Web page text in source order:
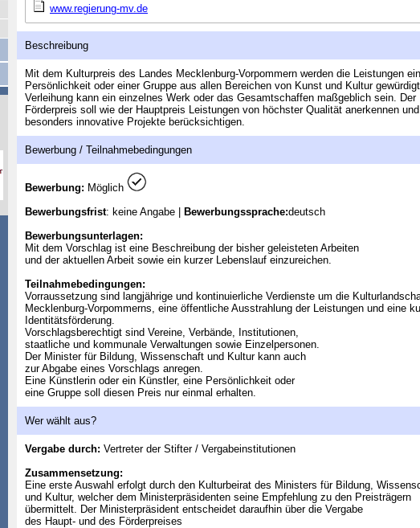
www.regierung-mv.de
Beschreibung
Mit dem Kulturpreis des Landes Mecklenburg-Vorpommern werden die Leistungen
Persönlichkeit oder einer Gruppe aus allen Bereichen von Kunst und Kultur
Verleihung kann ein einzelnes Werk oder das Gesamtschaffen maßgeblich sein. Der
Förderpreis soll wie der Hauptpreis Leistungen von höchster Qualität anerkennen und
besonders innovative Projekte berücksichtigen.
Bewerbung / Teilnahmebedingungen
Bewerbung: Möglich
Bewerbungsfrist: keine Angabe | Bewerbungssprache:deutsch
Bewerbungsunterlagen:
Mit dem Vorschlag ist eine Beschreibung der bisher geleisteten Arbeiten
und der aktuellen Arbeit sowie ein kurzer Lebenslauf einzureichen.
Teilnahmebedingungen:
Vorraussetzung sind langjährige und kontinuierliche Verdienste um die
Mecklenburg-Vorpommerns, eine öffentliche Ausstrahlung der Leistungen und eine
Identitätsförderung.
Vorschlagsberechtigt sind Vereine, Verbände, Institutionen,
staatliche und kommunale Verwaltungen sowie Einzelpersonen.
Der Minister für Bildung, Wissenschaft und Kultur kann auch
zur Abgabe eines Vorschlags anregen.
Eine Künstlerin oder ein Künstler, eine Persönlichkeit oder
eine Gruppe soll diesen Preis nur einmal erhalten.
Wer wählt aus?
Vergabe durch: Vertreter der Stifter / Vergabeinstitutionen
Zusammensetzung:
Eine erste Auswahl erfolgt durch den Kulturbeirat des Ministers für Bildung,
und Kultur, welcher dem Ministerpräsidenten seine Empfehlung zu den Preisträgern
übermittelt. Der Ministerpräsident entscheidet daraufhin über die Vergabe
des Haupt- und des Förderpreises